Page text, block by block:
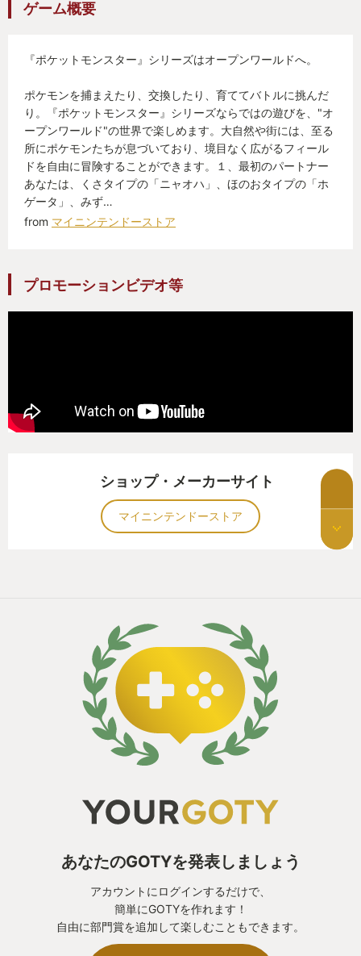
ゲーム概要
『ポケットモンスター』シリーズはオープンワールドへ。
ポケモンを捕まえたり、交換したり、育ててバトルに挑んだ
り。『ポケットモンスター』シリーズならではの遊びを、"オ
ープンワールド"の世界で楽しめます。大自然や街には、至る
所にポケモンたちが息づいており、境目なく広がるフィール
ドを自由に冒険することができます。１、最初のパートナー
あなたは、くさタイプの「ニャオハ」、ほのおタイプの「ホ
ゲータ」、みず…
from マイニンテンドーストア
プロモーションビデオ等
ショップ・メーカーサイト
マイニンテンドーストア
あなたのGOTYを発表しましょう
アカウントにログインするだけで、
簡単にGOTYを作れます！
自由に部門賞を追加して楽しむこともできます。